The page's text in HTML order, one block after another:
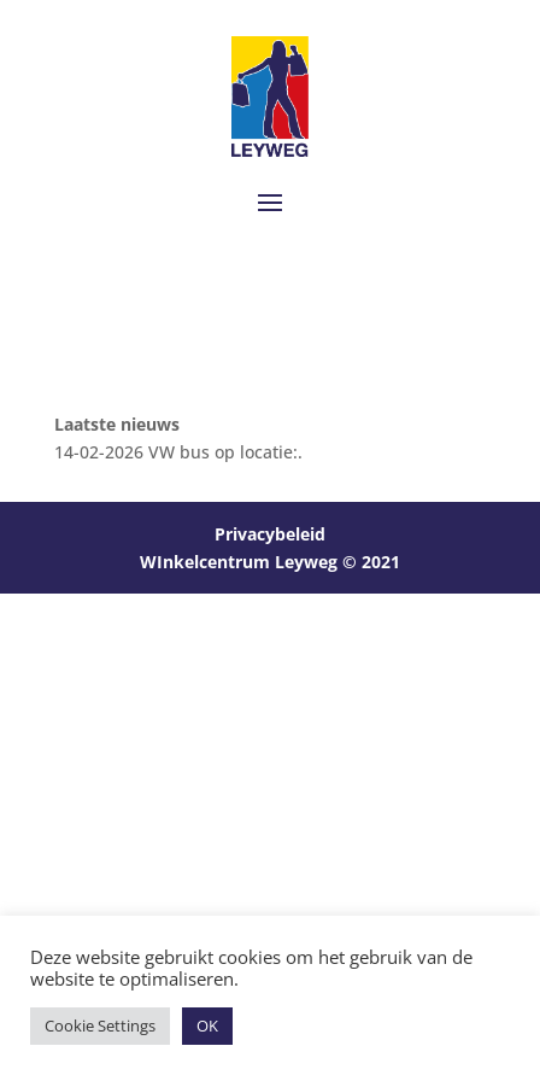
Laatste nieuws
14-02-2026 VW bus op locatie:.
Privacybeleid
WInkelcentrum Leyweg © 2021
Deze website gebruikt cookies om het gebruik van de
website te optimaliseren.
Cookie Settings OK